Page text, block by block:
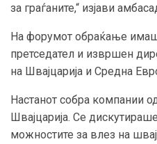
за граѓаните,“ изјави
На форумот обраќање
претседател и извршен
на Швајцарија и Средна
Настанот собра компании
Швајцарија. Се
можностите за влез на